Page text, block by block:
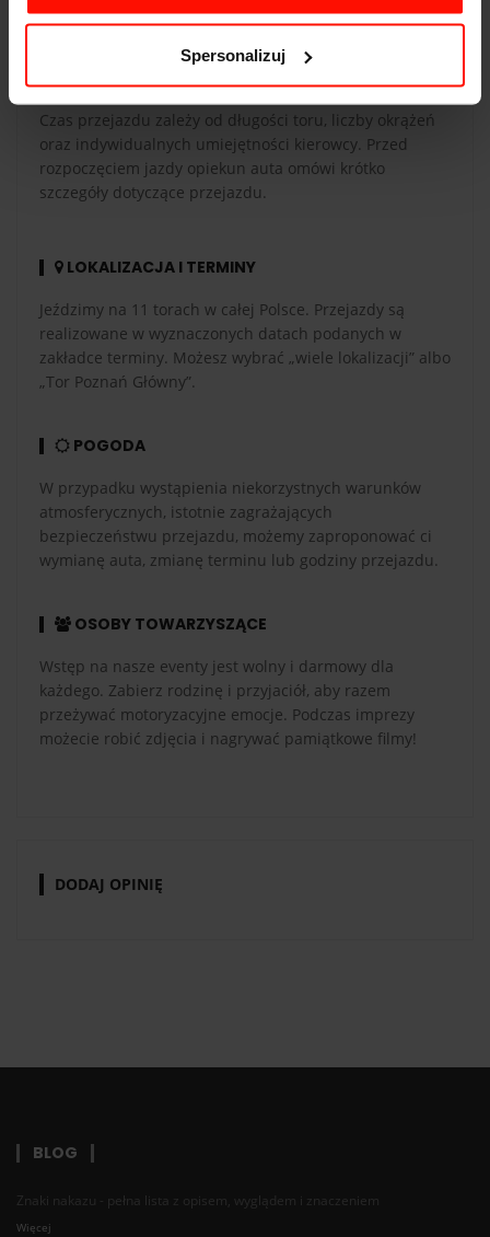
Spersonalizuj
musisz mieć ważne prawo jazdy kat. B.
Czas przejazdu zależy od długości toru, liczby okrążeń
oraz indywidualnych umiejętności kierowcy. Przed
rozpoczęciem jazdy opiekun auta omówi krótko
szczegóły dotyczące przejazdu.
LOKALIZACJA I TERMINY
Jeździmy na 11 torach w całej Polsce. Przejazdy są
realizowane w wyznaczonych datach podanych w
zakładce terminy. Możesz wybrać „wiele lokalizacji” albo
„Tor Poznań Główny”.
POGODA
W przypadku wystąpienia niekorzystnych warunków
atmosferycznych, istotnie zagrażających
bezpieczeństwu przejazdu, możemy zaproponować ci
wymianę auta, zmianę terminu lub godziny przejazdu.
OSOBY TOWARZYSZĄCE
Wstęp na nasze eventy jest wolny i darmowy dla
każdego. Zabierz rodzinę i przyjaciół, aby razem
przeżywać motoryzacyjne emocje. Podczas imprezy
możecie robić zdjęcia i nagrywać pamiątkowe filmy!
DODAJ OPINIĘ
BLOG
Znaki nakazu - pełna lista z opisem, wyglądem i znaczeniem
Więcej